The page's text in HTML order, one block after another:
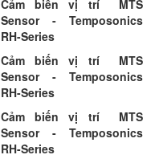
Cảm biến vị trí MTS
Sensor - Temposonics
RH-Series
Cảm biến vị trí MTS
Sensor - Temposonics
RH-Series
Cảm biến vị trí MTS
Sensor - Temposonics
RH-Series